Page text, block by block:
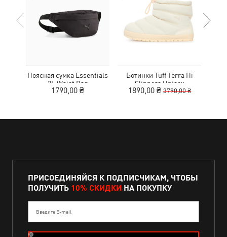
Поясная сумка Essentials
2L Waist Bag
1790,00 ₴
Ботинки Tuff Terra Hi
Slippers Unisex
1890,00 ₴ 3790,00 ₴
ПРИСОЕДИНЯЙСЯ К ПОДПИСЧИКАМ, ЧТОБЫ
ПОЛУЧИТЬ 10% СКИДКИ НА ПОКУПКУ
Введите E-mail